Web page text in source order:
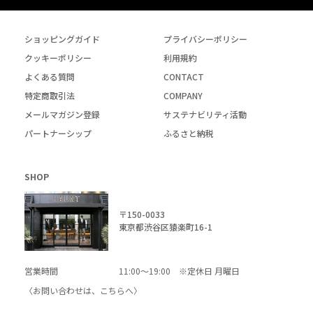
ショッピングガイド
プライバシーポリシー
クッキーポリシー
利用規約
よくある質問
CONTACT
特定商取引法
COMPANY
メールマガジン登録
サステナビリティ活動
パートナーシップ
ふるさと納税
SHOP
〒150-0033
東京都渋谷区猿楽町16-1
営業時間
11:00～19:00 ※定休日 月曜日
〈お問い合わせは、
こちらへ〉